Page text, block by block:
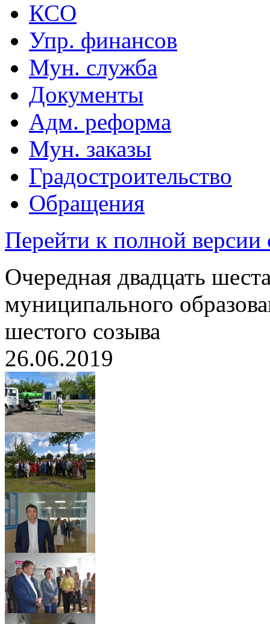
КСО
Упр. финансов
Мун. служба
Документы
Адм. реформа
Мун. заказы
Градостроительство
Обращения
Перейти к полной версии
Очередная двадцать
муниципального
шестого созыва
26.06.2019